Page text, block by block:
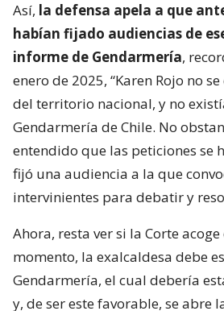
Así, la defensa apela a que
habían fijado audiencias de
informe de Gendarmería,
enero de 2025, “Karen Rojo no
del territorio nacional, y no
Gendarmería de Chile. No
entendido que las peticiones se
fijó una audiencia a la que
intervinientes para debatir y
Ahora, resta ver si la Corte
momento, la exalcaldesa debe
Gendarmería, el cual debería
y, de ser este favorable, se abre